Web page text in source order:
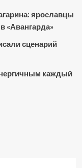
ярославцы
«Авангарда»
сценарий
каждый